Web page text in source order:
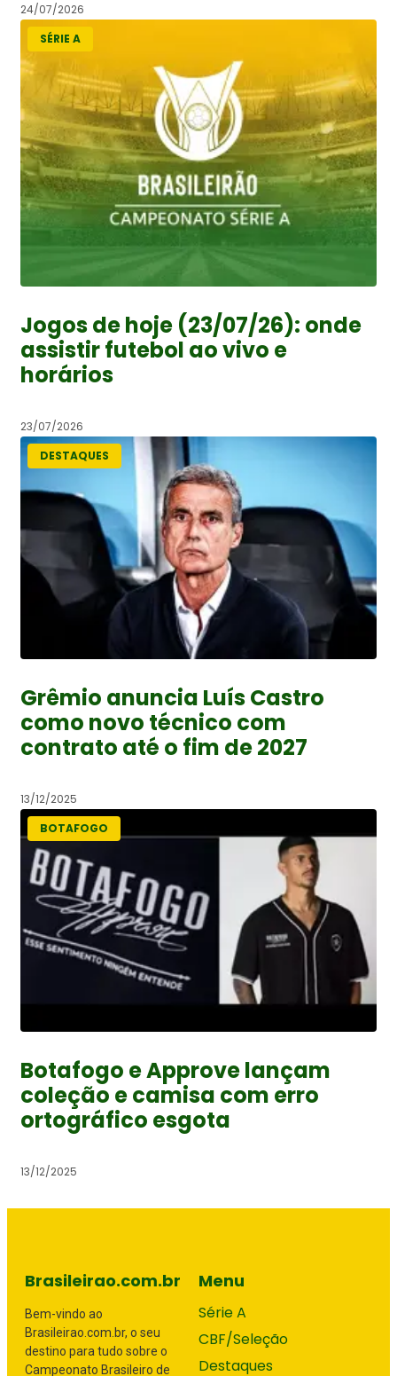
24/07/2026
SÉRIE A
Jogos de hoje (23/07/26): onde
assistir futebol ao vivo e
horários
23/07/2026
DESTAQUES
Grêmio anuncia Luís Castro
como novo técnico com
contrato até o fim de 2027
13/12/2025
BOTAFOGO
Botafogo e Approve lançam
coleção e camisa com erro
ortográfico esgota
13/12/2025
Brasileirao.com.br
Bem-vindo ao
Brasileirao.com.br, o seu
destino para tudo sobre o
Campeonato Brasileiro de
Menu
Série A
CBF/Seleção
Destaques